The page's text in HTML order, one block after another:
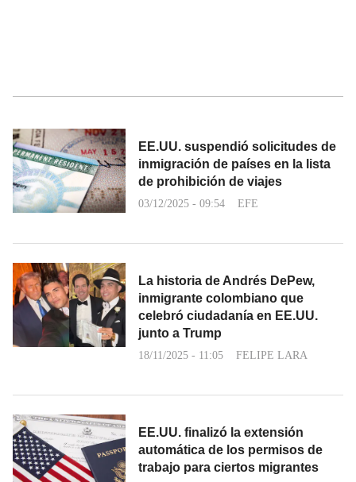
EE.UU. suspendió solicitudes de
inmigración de países en la lista
de prohibición de viajes
03/12/2025 - 09:54 EFE
La historia de Andrés DePew,
inmigrante colombiano que
celebró ciudadanía en EE.UU.
junto a Trump
18/11/2025 - 11:05 FELIPE LARA
EE.UU. finalizó la extensión
automática de los permisos de
trabajo para ciertos migrantes